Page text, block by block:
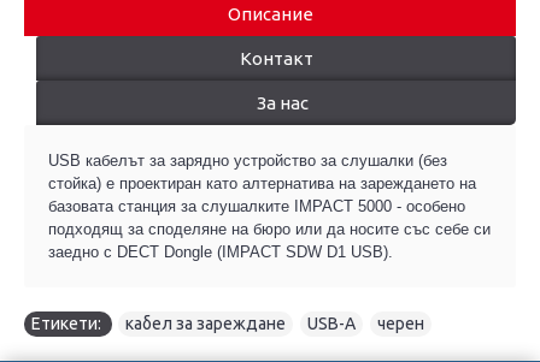
Описание
Контакт
За нас
USB кабелът за зарядно устройство за слушалки (без
стойка) е проектиран като алтернатива на зареждането на
базовата станция за слушалките IMPACT 5000 - особено
подходящ за споделяне на бюро или да носите със себе си
заедно с DECT Dongle (IMPACT SDW D1 USB).
Етикети: кабел за зареждане USB-A черен